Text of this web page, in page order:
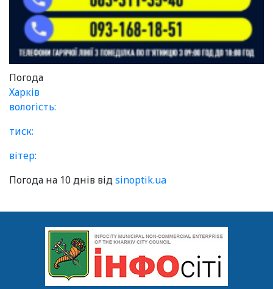
Погода
Харків
вологість:
тиск:
вітер:
Погода на 10 днів відsinoptik.ua